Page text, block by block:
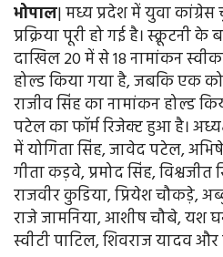
भोपाल| मध्य प्रदेश में युवा
प्रक्रिया पूरी हो गई है। स्क्रूटनी
दाखिल 20 में से 18 नामांकन
होल्ड किया गया है, जबकि एक को
राजीव सिंह का नामांकन होल्ड
पटेल का फॉर्म रिजेक्ट हुआ है।
में योगिता सिंह, जावेद पटेल,
गीता कड़वे, प्रमोद सिंह,
राजवीर कुडिया, प्रियेश चौकड़े,
राजे जामनिया, आशीष चौबे, यश
स्वीटी पाटिल, शिवराज यादव और